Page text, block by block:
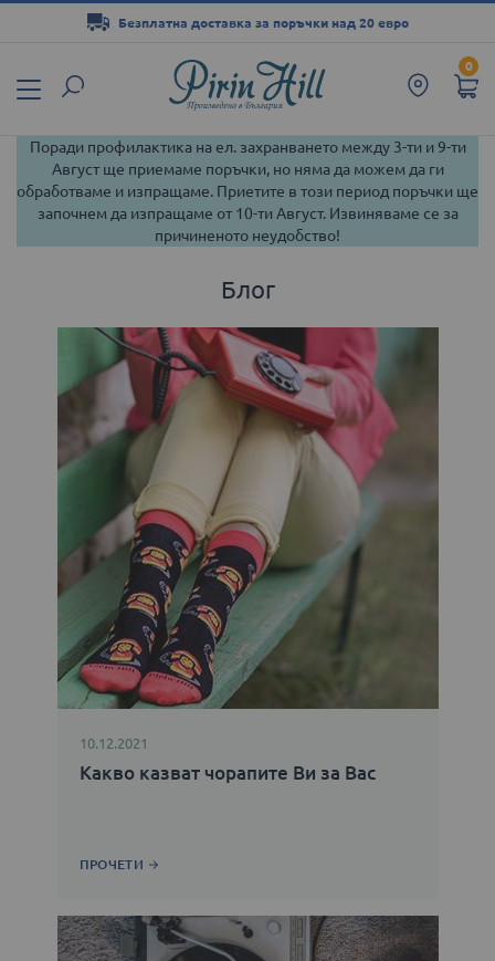
0
Безплатна доставка за поръчки над 20 евро
съдържанието
Поради профилактика на ел. захранването между 3-ти и 9-ти
Август ще приемаме поръчки, но няма да можем да ги
обработваме и изпращаме. Приетите в този период поръчки ще
започнем да изпращаме от 10-ти Август. Извиняваме се за
причиненото неудобство!
Блог
10.12.2021
Какво казват чорапите Ви за Вас
ПРОЧЕТИ